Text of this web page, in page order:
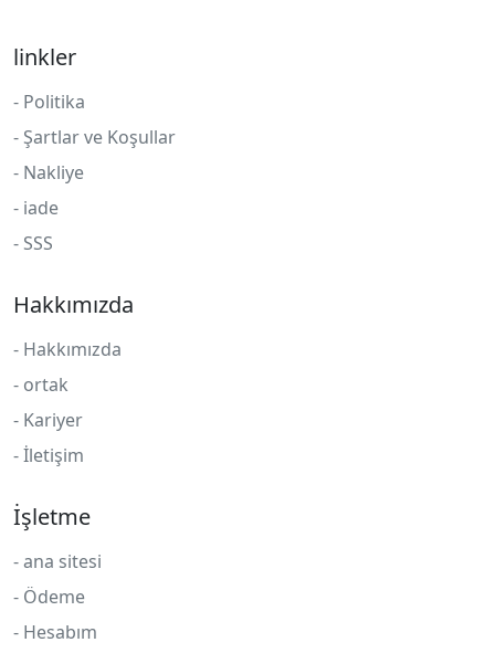
linkler
- Politika
- Şartlar ve Koşullar
- Nakliye
- iade
- SSS
Hakkımızda
- Hakkımızda
- ortak
- Kariyer
- İletişim
İşletme
- ana sitesi
- Ödeme
- Hesabım